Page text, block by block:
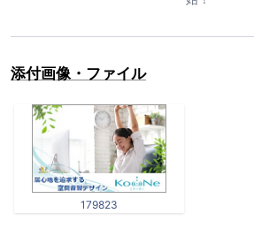
添付画像・ファイル
179823